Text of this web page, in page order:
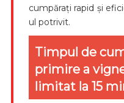
cumpărați rapid și
ul potrivit.
Timpul de
primire a
limitat la 15